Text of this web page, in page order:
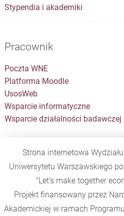
Stypendia i akademiki
Pracownik
Poczta WNE
Platforma Moodle
UsosWeb
Wsparcie informatyczne
Wsparcie działalności badawczej
Strona internetowa
Uniwersytetu Warszawskiego
"Let's make together
Projekt finansowany przez
Akademickiej w ramach Programu